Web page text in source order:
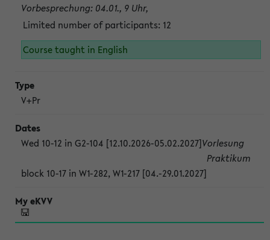
Vorbesprechung: 04.01., 9 Uhr,
Limited number of participants: 12
Course taught in English
V+Pr
Wed 10-12 in G2-104 [12.10.2026-05.02.2027]Vorlesung
block 10-17 in W1-282, W1-217 [04.-29.01.2027]
Praktikum